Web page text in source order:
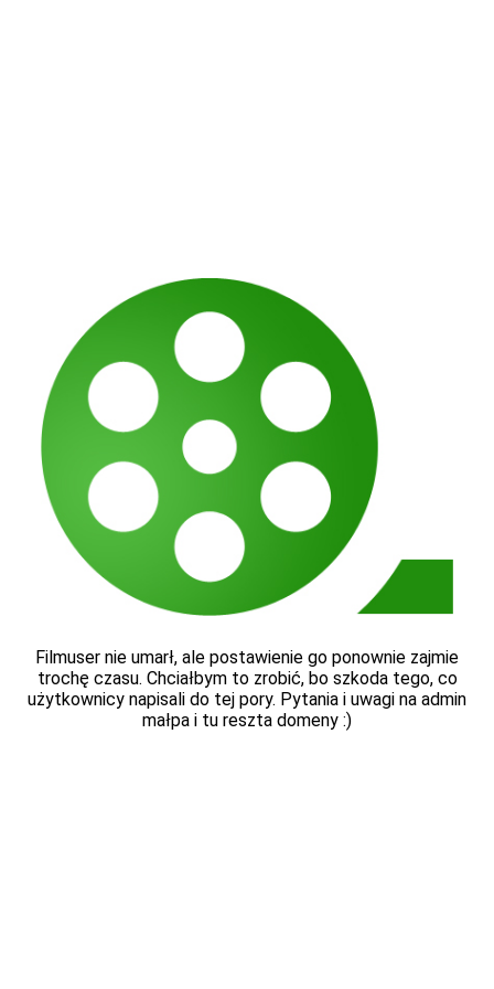
Filmuser nie umarł, ale postawienie go ponownie zajmie
trochę czasu. Chciałbym to zrobić, bo szkoda tego, co
użytkownicy napisali do tej pory. Pytania i uwagi na admin
małpa i tu reszta domeny :)